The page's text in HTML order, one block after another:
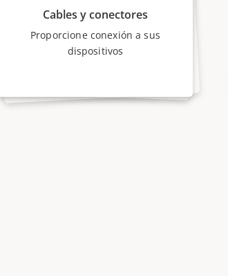
Cables y conectores
Proporcione conexión a sus
dispositivos